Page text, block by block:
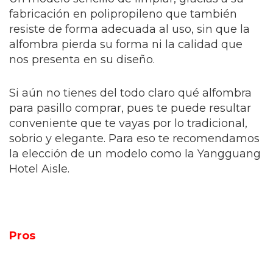
fabricación en polipropileno que también
resiste de forma adecuada al uso, sin que la
alfombra pierda su forma ni la calidad que
nos presenta en su diseño.
Si aún no tienes del todo claro qué alfombra
para pasillo comprar, pues te puede resultar
conveniente que te vayas por lo tradicional,
sobrio y elegante. Para eso te recomendamos
la elección de un modelo como la Yangguang
Hotel Aisle.
Pros